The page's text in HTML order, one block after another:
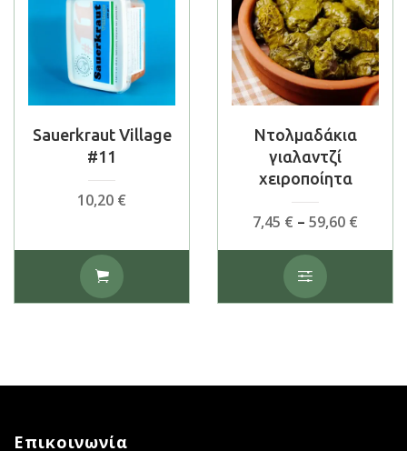
Sauerkraut Village
#11
10,20 €
Ντολμαδάκια
γιαλαντζί
χειροποίητα
7,45 € – 59,60 €
59,60 €
το
προϊόν
Επικοινωνία